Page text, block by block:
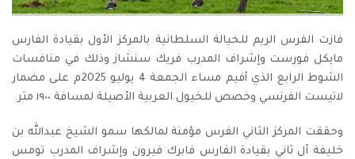
فازت الفرس الريم للخيالة السلطانية بالمركز الأول بقيادة الفارس
مايكل فورست وإشراف المدرب فريك سنشاز وذلك في منافسات
الشوط الرابع الذي أقيم مساء الجمعة 4 يوليو 2025م على مضمار
لاتيست الفرنسي وخصص للخيول العربية الأصيلة لمسافة ١٩٠٠ متر.
وحققت المركز الثاني الفرس مؤمنة لمالكها سمو الشيخ عبدالله بن
خليفة آل ثاني بقيادة الفارس فابرك فيرون وإشراف المدرب تومس